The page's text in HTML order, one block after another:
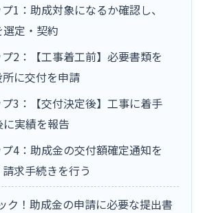
1：助成対象になるか確認し、
定・契約
2：【工事着工前】必要書類を
に交付を申請
3：【交付決定後】工事に着手
に実績を報告
4：助成金の交付額確定通知を
求手続きを行う
ク！助成金の申請に必要な提出書